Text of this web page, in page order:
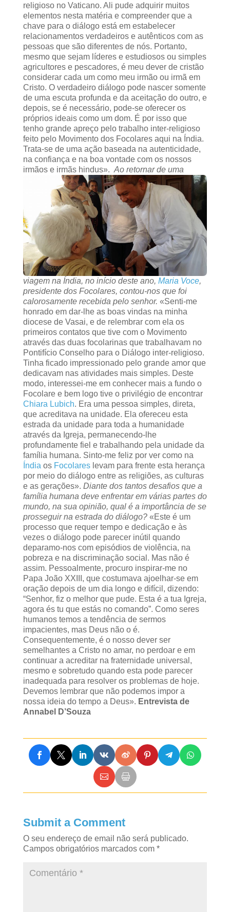
religioso no Vaticano. Ali pude adquirir muitos
elementos nesta matéria e compreender que a
chave para o diálogo está em estabelecer
relacionamentos verdadeiros e autênticos com as
pessoas que são diferentes de nós. Portanto,
mesmo que sejam líderes e estudiosos ou simples
agricultores e pescadores, é meu dever de cristão
considerar cada um como meu irmão ou irmã em
Cristo. O verdadeiro diálogo pode nascer somente
de uma escuta profunda e da aceitação do outro, e
depois, se é necessário, pode-se oferecer os
próprios ideais como um dom. É por isso que
tenho grande apreço pelo trabalho inter-religioso
feito pelo Movimento dos Focolares aqui na Índia.
Trata-se de uma ação baseada na autenticidade,
na confiança e na boa vontade com os nossos
irmãos e irmãs hindus». Ao retornar de uma
viagem na Índia, no início deste ano, Maria Voce,
presidente dos Focolares, contou-nos que foi
calorosamente recebida pelo senhor. «Senti-me
honrado em dar-lhe as boas vindas na minha
diocese de Vasai, e de relembrar com ela os
primeiros contatos que tive com o Movimento
através das duas focolarinas que trabalhavam no
Pontifício Conselho para o Diálogo inter-religioso.
Tinha ficado impressionado pelo grande amor que
dedicavam nas atividades mais simples. Deste
modo, interessei-me em conhecer mais a fundo o
Focolare e bem logo tive o privilégio de encontrar
Chiara Lubich. Era uma pessoa simples, direta,
que acreditava na unidade. Ela ofereceu esta
estrada da unidade para toda a humanidade
através da Igreja, permanecendo-lhe
profundamente fiel e trabalhando pela unidade da
família humana. Sinto-me feliz por ver como na
Índia os Focolareslevam para frente esta herança
por meio do diálogo entre as religiões, as culturas
e as gerações». Diante dos tantos desafios que a
família humana deve enfrentar em várias partes do
mundo, na sua opinião, qual é a importância de se
prosseguir na estrada do diálogo?«Este é um
processo que requer tempo e dedicação e às
vezes o diálogo pode parecer inútil quando
deparamo-nos com episódios de violência, na
pobreza e na discriminação social. Mas não é
assim. Pessoalmente, procuro inspirar-me no
Papa João XXIII, que costumava ajoelhar-se em
oração depois de um dia longo e difícil, dizendo:
“Senhor, fiz o melhor que pude. Esta é a tua Igreja,
agora és tu que estás no comando”. Como seres
humanos temos a tendência de sermos
impacientes, mas Deus não o é.
Consequentemente, é o nosso dever ser
semelhantes a Cristo no amar, no perdoar e em
continuar a acreditar na fraternidade universal,
mesmo e sobretudo quando esta pode parecer
inadequada para resolver os problemas de hoje.
Devemos lembrar que não podemos impor a
nossa ideia do tempo a Deus». Entrevista de
Annabel D’Souza
Submit a Comment
O seu endereço de email não será publicado.
Campos obrigatórios marcados com *